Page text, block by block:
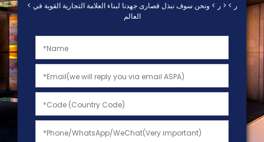
< ر > < ر > ونحن سوف نبذل قصارى جهدنا لبناء العلامة التجارية القوية في
العالم